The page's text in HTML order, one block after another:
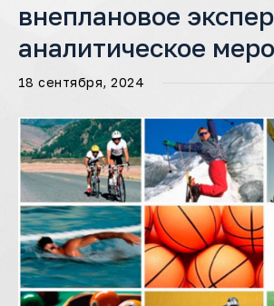
внеплановое
аналитическое
18 сентября, 2024